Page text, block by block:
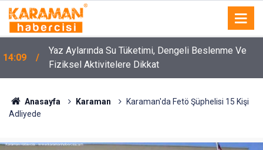
14:09
Yaz Aylarında Su Tüketimi, Dengeli Beslenme Ve
Fiziksel Aktivitelere Dikkat
Anasayfa Karaman
Karaman'da Fetö Şüphelisi 15 Kişi
Adliyede